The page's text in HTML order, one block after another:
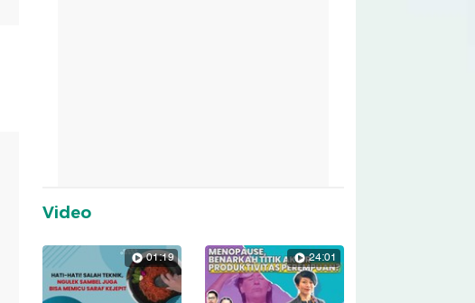
Video
01:19 24:01